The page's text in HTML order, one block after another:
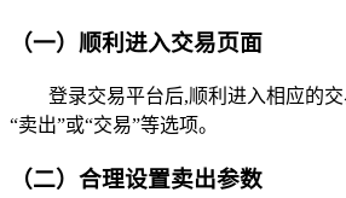
（一）顺利进入交易页面
登录交易平台后,顺利进入相应的
“卖出”或“交易”等选项。
（二）合理设置卖出参数